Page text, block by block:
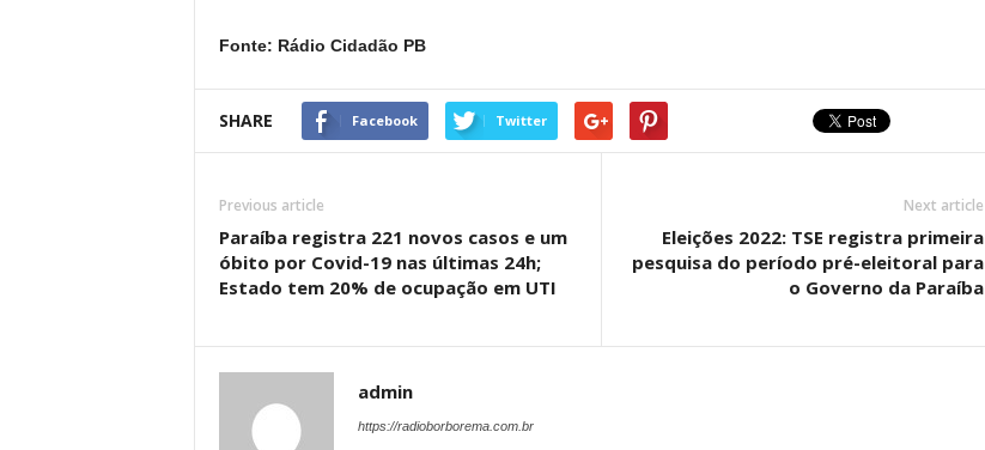
Fonte: Rádio Cidadão PB
SHARE Facebook Twitter
Previous article
Paraíba registra 221 novos casos e um
óbito por Covid-19 nas últimas 24h;
Estado tem 20% de ocupação em UTI
Next article
Eleições 2022: TSE registra primeira
pesquisa do período pré-eleitoral para
o Governo da Paraíba
admin
https://radioborborema.com.br